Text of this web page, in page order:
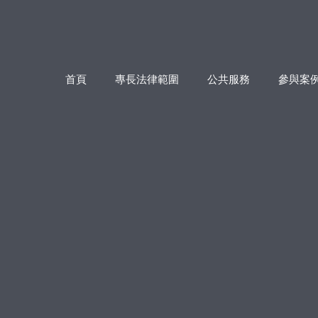
首頁 專長法律範圍 公共服務 參與案